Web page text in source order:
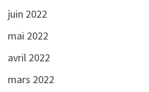
juin 2022
mai 2022
avril 2022
mars 2022